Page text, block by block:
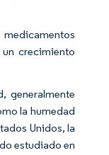
crecimiento
generalmente
la humedad
Unidos, la
estudiado en